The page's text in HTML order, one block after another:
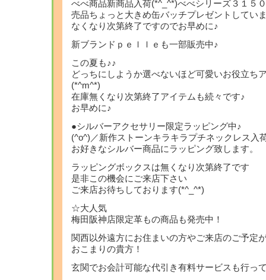
べべ商品新商品入荷(*^_^*)べべシリーズ３１５
売品ちょっと大きめ缶バッチプレゼントしてい
なくなり次第終了ですのでお早めに♪
新ブランドｐｅｌｌｅも一部販売中♪
この夏も♪♪
どっちにしようか選べないほど可愛いお役立ち
(*^m^*)
在庫無くなり次第終了アイテムも続々です♪
お早めに♪
●シルバーアクセサリー限定ラッピング中♪
(^o^)／新作ストーンキラキラプチネックレス入
お好きなシルバー商品にラッピング致します。
ラッピングボックスは無くなり次第終了です
是非この機会にご来店下さい
ご来店お待ちしております(*^_^*)
☆大人気
梅田阪神店限定革もの商品も発売中！
関西以外遠方にお住まいの方やご来店のご予定
おこまりの貴方！
玄関でお会計可能な代引き有料サービスも行っ